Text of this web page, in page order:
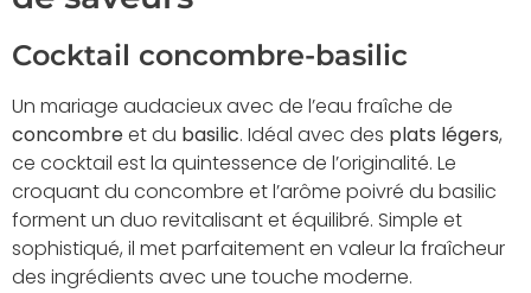
Cocktail concombre-basilic
Un mariage audacieux avec de l’eau fraîche de
concombreet du basilic. Idéal avec des plats légers,
ce cocktail est la quintessence de l’originalité. Le
croquant du concombre et l’arôme poivré du basilic
forment un duo revitalisant et équilibré. Simple et
sophistiqué, il met parfaitement en valeur la fraîcheur
des ingrédients avec une touche moderne.